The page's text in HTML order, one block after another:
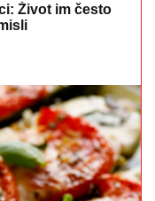
Život im često